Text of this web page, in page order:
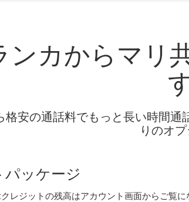
ンカからマリ
格安の通話料でもっと長い時間
りのオ
ッケージ
レジットの残高はアカウント画面からご覧